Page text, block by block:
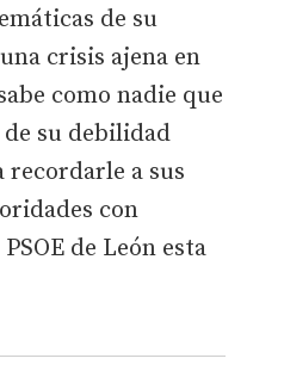
de su
crisis ajena en
como nadie que
su debilidad
recordarle a sus
con
de León esta